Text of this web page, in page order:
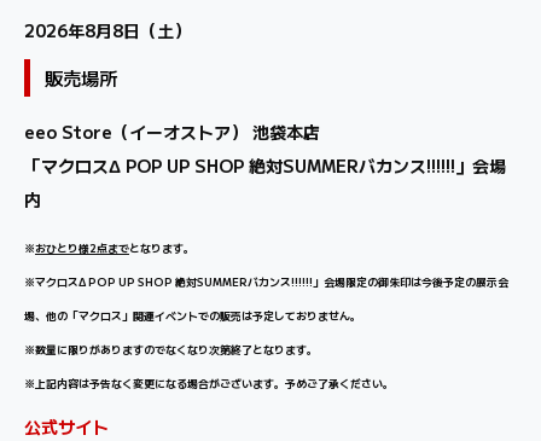
2026年8月8日（土）
販売場所
eeo Store（イーオストア） 池袋本店
「マクロスΔ POP UP SHOP 絶対SUMMERバカンス!!!!!!」会場
内
※おひとり様2点までとなります。
※マクロスΔ POP UP SHOP 絶対SUMMERバカンス!!!!!!」会場限定の御朱印は今後予定の展示会
場、他の「マクロス」関連イベントでの販売は予定しておりません。
※数量に限りがありますのでなくなり次第終了となります。
※上記内容は予告なく変更になる場合がございます。予めご了承ください。
公式サイト